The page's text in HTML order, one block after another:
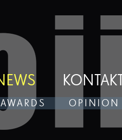
AWARDS OPINION
KONTAKT